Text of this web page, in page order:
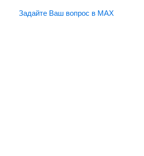
Задайте Ваш вопрос в MAX